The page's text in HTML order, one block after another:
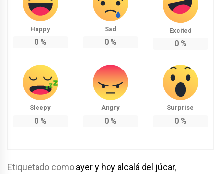
Happy
0%
Sad
0%
Excited
0%
Sleepy
0%
Angry
0%
Surprise
0%
Etiquetado como ayer y hoy alcalá del júcar,